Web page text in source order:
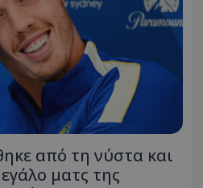
από τη νύστα και
ματς της